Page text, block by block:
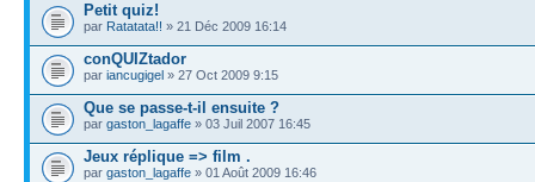
Petit quiz!
par Ratatata!! » 21 Déc 2009 16:14
conQUIZtador
par iancugigel » 27 Oct 2009 9:15
Que se passe-t-il ensuite ?
par gaston_lagaffe » 03 Juil 2007 16:45
Jeux réplique => film .
par gaston_lagaffe » 01 Août 2009 16:46